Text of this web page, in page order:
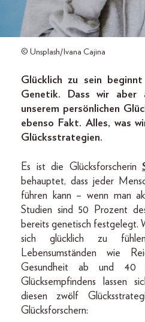
© Unsplash/Ivana Cajina
Glücklich zu sein
Genetik. Dass wir aber
unserem persönlichen
ebenso Fakt. Alles, was
Glücksstrategien.
Es ist die Glücksforscherin
behauptet, dass jeder
führen kann – wenn man
Studien sind 50 Prozent
bereits genetisch festgelegt.
sich glücklich zu
Lebensumständen wie
Gesundheit ab und 40
Glücksempfindens lassen
diesen zwölf
Glücksforschern: